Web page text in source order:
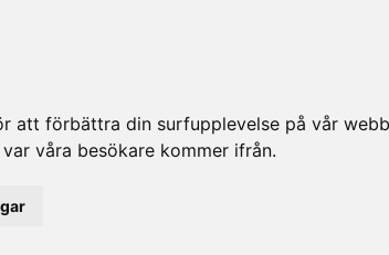
att förbättra din surfupplevelse på vår
våra besökare kommer ifrån.